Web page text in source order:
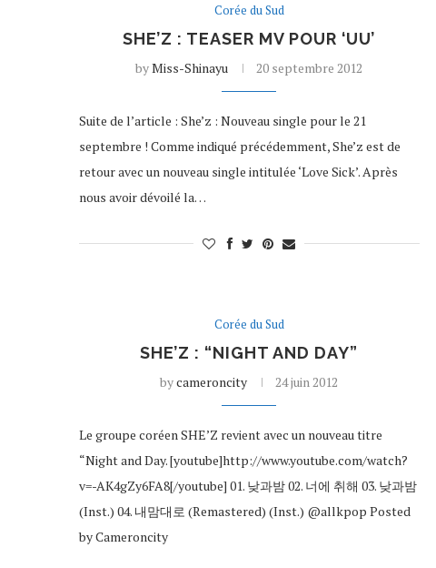
Corée du Sud
SHE’Z : TEASER MV POUR ‘UU’
byMiss-Shinayu 20 septembre 2012
Suite de l’article : She’z : Nouveau single pour le 21
septembre ! Comme indiqué précédemment, She’z est de
retour avec un nouveau single intitulée ‘Love Sick’. Après
nous avoir dévoilé la…
Corée du Sud
SHE’Z : “NIGHT AND DAY”
bycameroncity 24 juin 2012
Le groupe coréen SHE’Z revient avec un nouveau titre
“Night and Day. [youtube]http://www.youtube.com/watch?
v=-AK4gZy6FA8[/youtube] 01. 낮과밤 02. 너에 취해 03. 낮과밤
(Inst.) 04. 내맘대로 (Remastered) (Inst.) @allkpop Posted
by Cameroncity